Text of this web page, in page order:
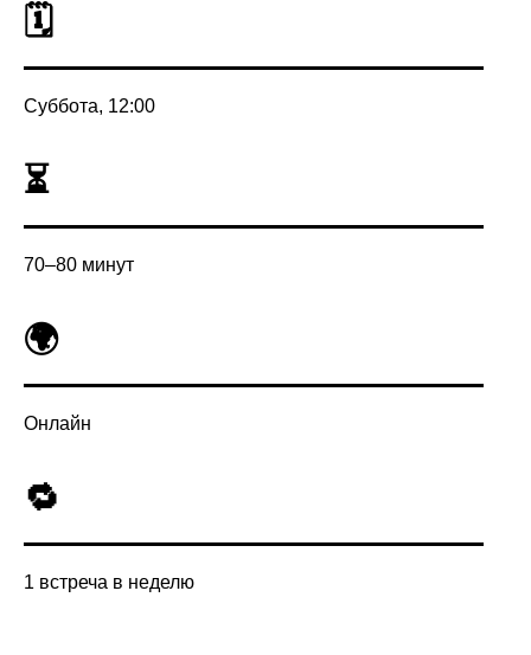
🗓
Суббота, 12:00
⏳
70–80 минут
🌍
Онлайн
🔁
1 встреча в неделю